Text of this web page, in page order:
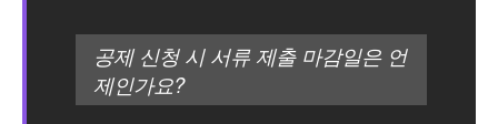
공제 신청 시 서류 제출 마감일은 언
제인가요?